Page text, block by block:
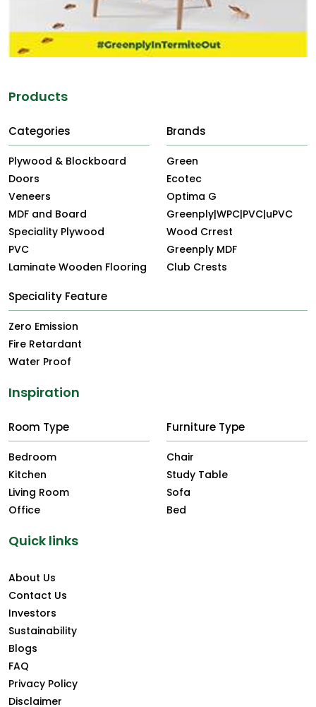
Products
Categories
Plywood & Blockboard
Doors
Veneers
MDF and Board
Speciality Plywood
PVC
Laminate Wooden Flooring
Brands
Green
Ecotec
Optima G
Greenply|WPC|PVC|uPVC
Wood Crrest
Greenply MDF
Club Crests
Speciality Feature
Zero Emission
Fire Retardant
Water Proof
Inspiration
Room Type
Bedroom
Kitchen
Living Room
Office
Furniture Type
Chair
Study Table
Sofa
Bed
Quick links
About Us
Contact Us
Investors
Sustainability
Blogs
FAQ
Privacy Policy
Disclaimer